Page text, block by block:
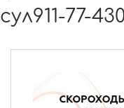
сул911-77-